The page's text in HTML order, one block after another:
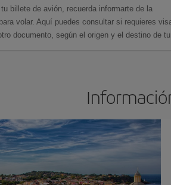
billete de avión, recuerda informarte de la
volar. Aquí puedes consultar si requieres
documento, según el origen y el destino de